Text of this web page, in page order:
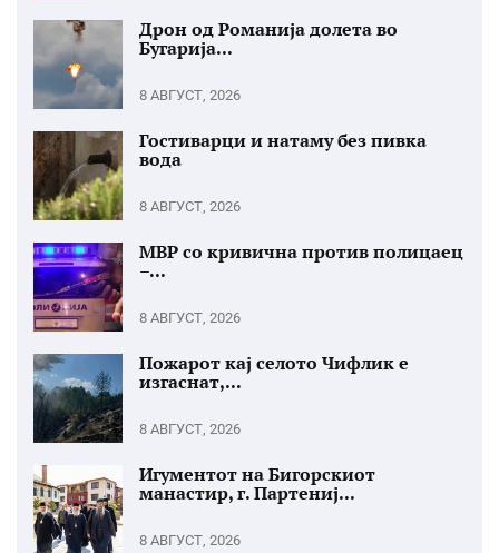
Дрон од Романија долета во
Бугарија...
8 АВГУСТ, 2026
Гостиварци и натаму без пивка
вода
8 АВГУСТ, 2026
МВР со кривична против полицаец
–...
8 АВГУСТ, 2026
Пожарот кај селото Чифлик е
изгаснат,...
8 АВГУСТ, 2026
Игументот на Бигорскиот
манастир, г. Партениј...
8 АВГУСТ, 2026